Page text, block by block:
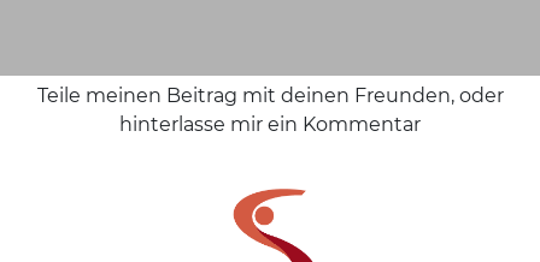
Teile meinen Beitrag mit deinen Freunden, oder
hinterlasse mir ein Kommentar